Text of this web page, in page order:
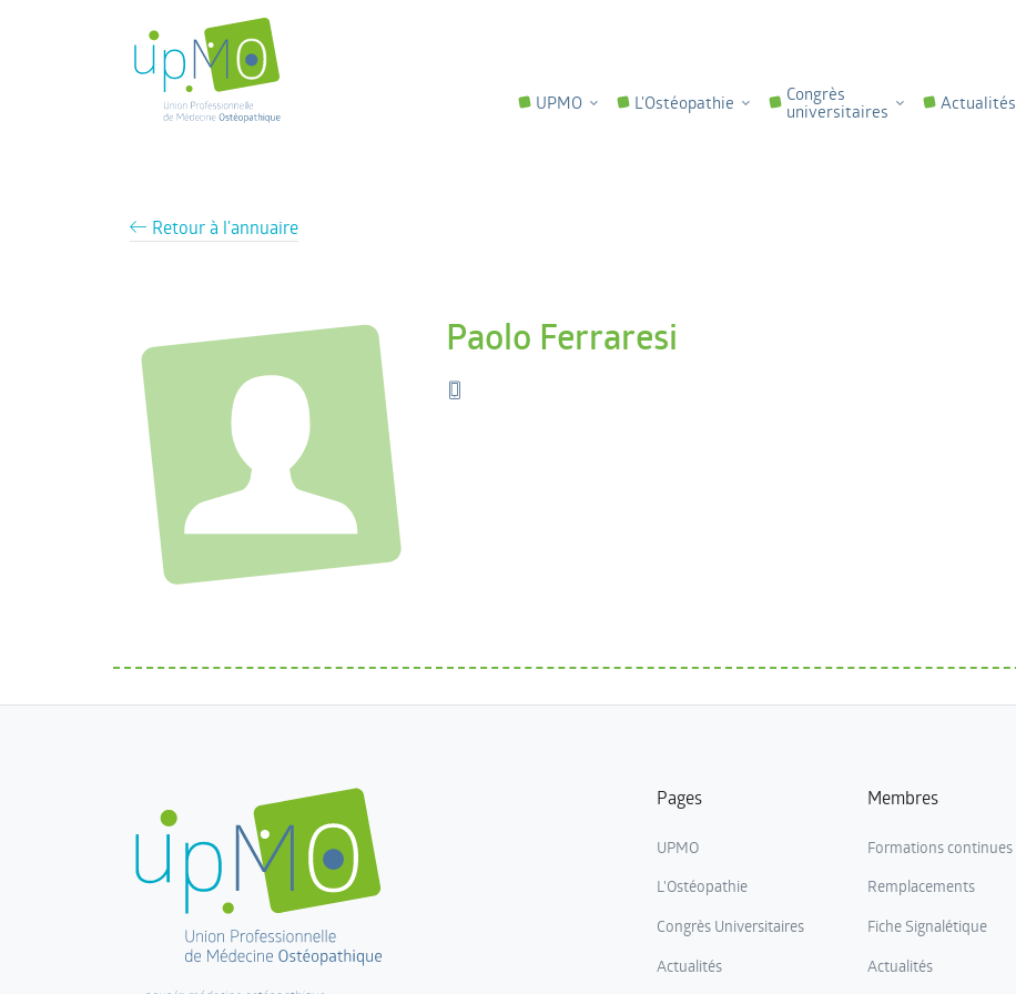
UPMO L'Ostéopathie
Congrès
universitaires
Actualités
Retour à l'annuaire
Paolo Ferraresi
Pages
UPMO
L'Ostéopathie
Congrès Universitaires
Actualités
Membres
Formations continues
Remplacements
Fiche Signalétique
Actualités